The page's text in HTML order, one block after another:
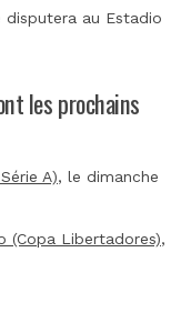
au Estadio
les prochains
A), le dimanche
(Copa Libertadores),